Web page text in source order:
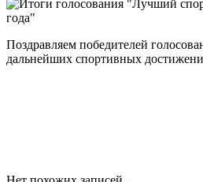
Поздравляем победителей
дальнейших спортивных